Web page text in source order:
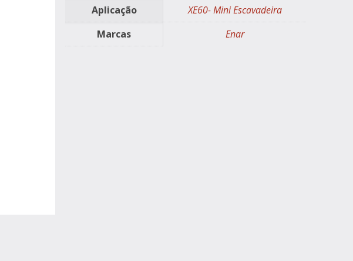
Aplicação
XE60- Mini Escavadeira
Marcas
Enar